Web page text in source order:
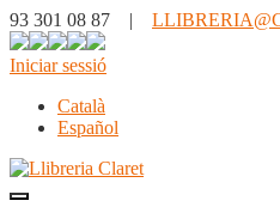
93 301 08 87 |
Iniciar sessió
Català
Español